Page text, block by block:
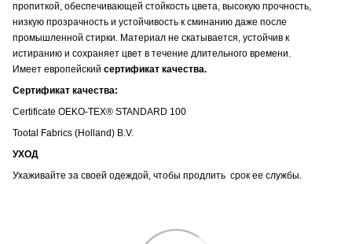
пропиткой, обеспечивающей стойкость цвета, высокую прочность,
низкую прозрачность и устойчивость к сминанию даже после
промышленной стирки. Материал не скатывается, устойчив к
истиранию и сохраняет цвет в течение длительного времени.
Имеет европейский сертификат качества.
Сертификат качества:
Certificate OEKO-TEX® STANDARD 100
Tootal Fabrics (Holland) B.V.
УХОД
Ухаживайте за своей одеждой, чтобы продлить срок ее службы.